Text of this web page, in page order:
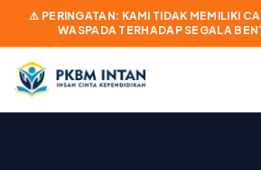
⚠️ PERINGATAN: KAMI TIDAK MEMILIKI
WASPADA TERHADAP SEGALA